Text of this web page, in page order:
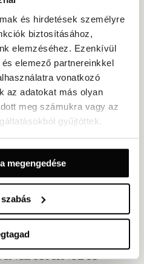
és hirdetések személyre
biztosításához,
elemzéséhez. Ezenkívül
elemező partnereinkkel
vonatkozó
az adatokat más olyan
meg számukra vagy az
gyűjtöttek.
megengedése
Club
ELEGÁNS ÖLTÖZET
Capital Private Club teljes
luxust kínál. Széksoros
is fogadhat, válogatott szivar-
bárkiszolgálással vagy
a kifinomult exkluzivitás
FEL